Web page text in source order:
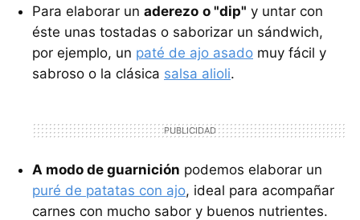
Para elaborar un aderezo o "dip" y untar con
éste unas tostadas o saborizar un sándwich,
por ejemplo, un paté de ajo asado muy fácil y
sabroso o la clásica salsa alioli.
A modo de guarnición podemos elaborar un
puré de patatas con ajo, ideal para acompañar
carnes con mucho sabor y buenos nutrientes.